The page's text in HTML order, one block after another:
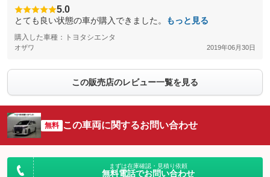
5.0
とても良い状態の車が購入できました。 もっと見る
購入した車種：トヨタシエンタ
オザワ 2019年06月30日
この販売店のレビュー一覧を見る
無料 この車両に関するお問い合わせ
まずは在庫確認・見積り依頼
無料電話でお問い合わせ